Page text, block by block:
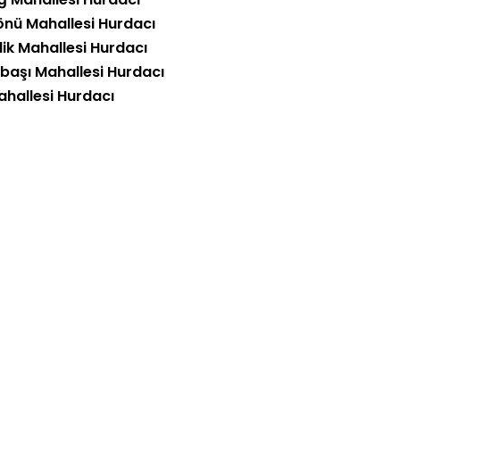
Mahallesi Hurdacı
Mahallesi Hurdacı
Mahallesi Hurdacı
Hurdacı